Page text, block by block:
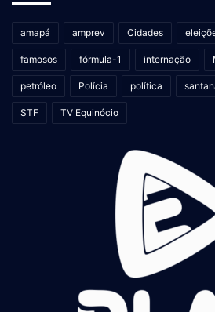
amapá amprev Cidades
famosos fórmula-1 internação
petróleo Polícia política
STF TV Equinócio